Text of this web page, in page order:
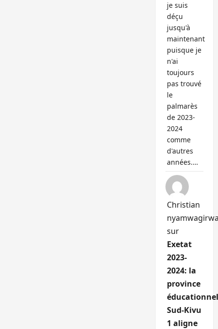
je suis
déçu
jusqu'à
maintenant
puisque je
n'ai
toujours
pas trouvé
le
palmarès
de 2023-
2024
comme
d'autres
années.…
Christian
sur
Exetat
2023-
2024: la
province
Sud-Kivu
1 aligne